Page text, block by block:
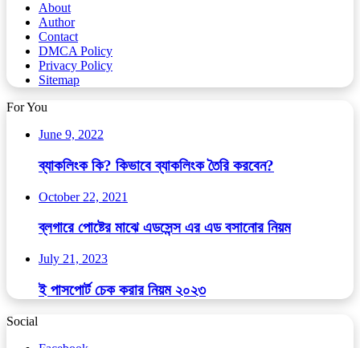
About
Author
Contact
DMCA Policy
Privacy Policy
Sitemap
For You
June 9, 2022
ব্যাকলিংক কি? কিভাবে ব্যাকলিংক তৈরি করবেন?
October 22, 2021
ব্লগারে পোষ্টের মাঝে এডসেন্স এর এড বসানোর নিয়ম
July 21, 2023
ই পাসপোর্ট চেক করার নিয়ম ২০২৩
Social